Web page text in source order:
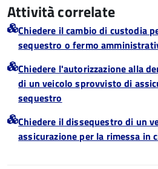
Attività correlate
Chiedere il cambio di custodia
sequestro o fermo
Chiedere l'autorizzazione alla
di un veicolo sprovvisto di
sequestro
Chiedere il dissequestro di un
assicurazione per la rimessa in